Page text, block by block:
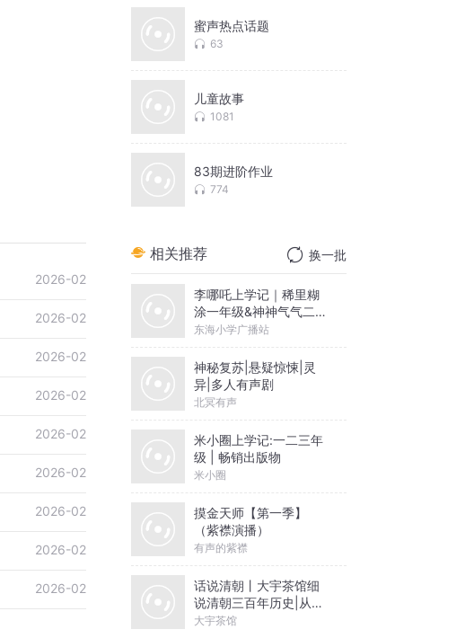
2026-02
2026-02
2026-02
2026-02
2026-02
2026-02
2026-02
2026-02
2026-02
蜜声热点话题
63
儿童故事
1081
83期进阶作业
774
相关推荐 换一批
李哪吒上学记｜稀里糊
涂一年级&神神气气二年
级
东海小学广播站
神秘复苏|悬疑惊悚|灵
异|多人有声剧
北冥有声
米小圈上学记:一二三年
级 | 畅销出版物
米小圈
摸金天师【第一季】
（紫襟演播）
有声的紫襟
话说清朝丨大宇茶馆细
说清朝三百年历史|从努
尔哈赤到末代皇帝溥仪|
大宇茶馆